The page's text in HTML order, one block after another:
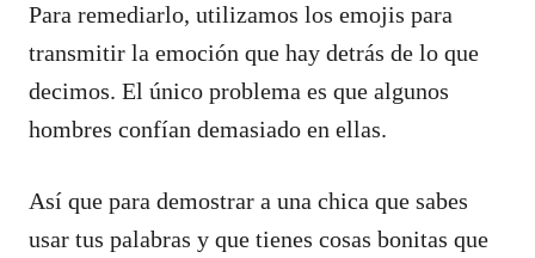
Para remediarlo, utilizamos los emojis para
transmitir la emoción que hay detrás de lo que
decimos. El único problema es que algunos
hombres confían demasiado en ellas.
Así que para demostrar a una chica que sabes
usar tus palabras y que tienes cosas bonitas que